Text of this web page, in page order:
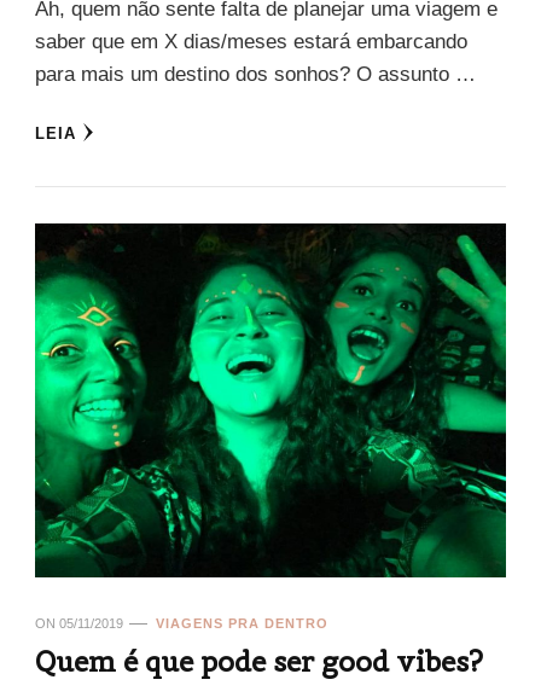
Ah, quem não sente falta de planejar uma viagem e
saber que em X dias/meses estará embarcando
para mais um destino dos sonhos? O assunto …
LEIA
ON 05/11/2019 VIAGENS PRA DENTRO
Quem é que pode ser good vibes?